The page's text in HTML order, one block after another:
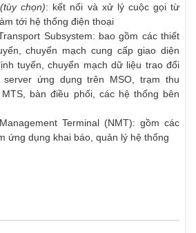
(tùy chọn): kết nối và xử lý cuộc gọi từ
tới hệ thống điện thoại
Subsystem: bao gồm các thiết
chuyển mạch cung cấp giao diện
tuyến, chuyển mạch dữ liệu trao đổi
server ứng dụng trên MSO, trạm thu
bàn điều phối, các hệ thống bên
Terminal (NMT): gồm các
ứng dụng khai báo, quản lý hệ thống